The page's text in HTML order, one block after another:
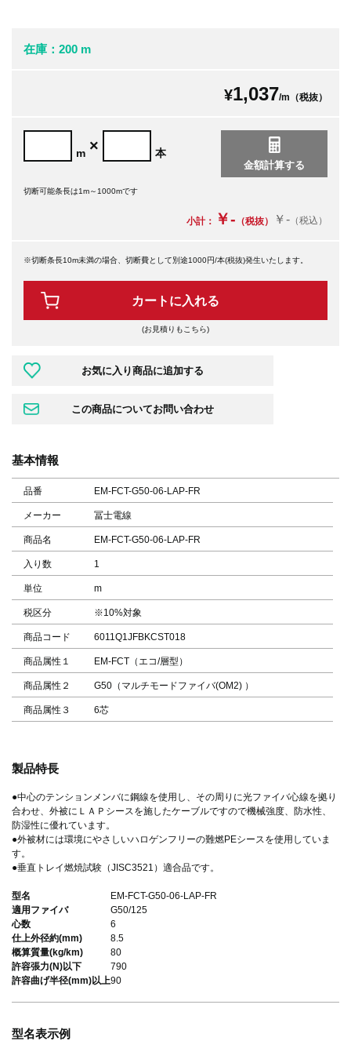
在庫：200 m
¥1,037/m（税抜）
m × 本
切断可能条長は1m～1000mです
小計： ￥- （税抜） ￥- （税込）
※切断条長10m未満の場合、切断費として別途1000円/本(税抜)発生いたします。
カートに入れる
(お見積りもこちら)
基本情報
品番 EM-FCT-G50-06-LAP-FR
メーカー 冨士電線
商品名 EM-FCT-G50-06-LAP-FR
入り数 1
単位 m
税区分 ※10%対象
商品コード 6011Q1JFBKCST018
商品属性１ EM-FCT（エコ/層型）
商品属性２ G50（マルチモードファイバ(OM2) ）
商品属性３ 6芯
製品特長
●中心のテンションメンバに鋼線を使用し、その周りに光ファイバ心線を拠り
合わせ、外被にＬＡＰシースを施したケーブルですので機械強度、防水性、
防湿性に優れています。
●外被材には環境にやさしいハロゲンフリーの難燃PEシースを使用していま
す。
●垂直トレイ燃焼試験（JISC3521）適合品です。
型名
EM-FCT-G50-06-LAP-FR
適用ファイバ
G50/125
心数
6
仕上外径約(mm)
8.5
概算質量(kg/km)
80
許容張力(N)以下
790
許容曲げ半径(mm)以上90
型名表示例